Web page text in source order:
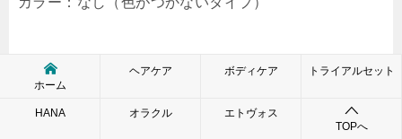
※PA値については、表記はされていないので正確なこ
とはわからないのですが、私はPA＋くらいの数値はあ
ホーム
ヘアケア ボディケア トライアルセット
HANA オラクル
エトヴォス
TOPへ